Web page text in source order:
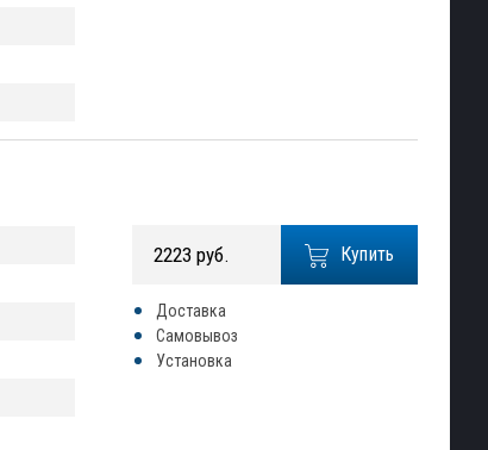
Купить
2223 руб.
Доставка
Самовывоз
Установка